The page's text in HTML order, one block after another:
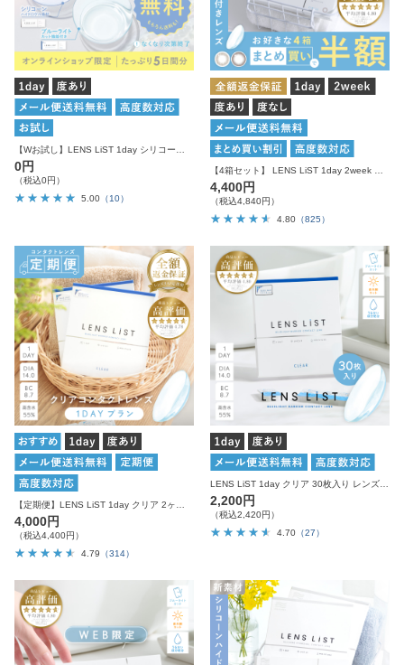
0円
（税込0円）
5.00 （10）
4,400円
（税込4,840円）
4.80 （825）
4,000円
（税込4,400円）
4.79 （314）
2,200円
（税込2,420円）
4.70 （27）